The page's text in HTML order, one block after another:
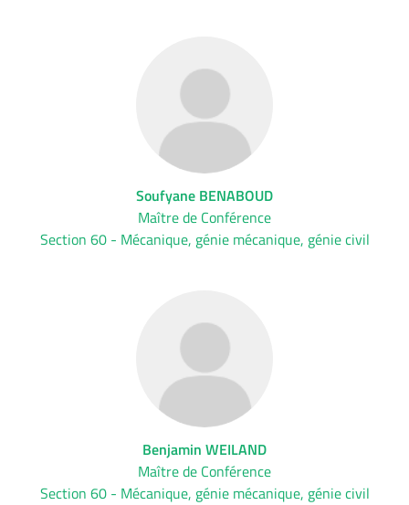
Soufyane BENABOUD
Maître de Conférence
Section 60 - Mécanique, génie mécanique, génie civil
Benjamin WEILAND
Maître de Conférence
Section 60 - Mécanique, génie mécanique, génie civil